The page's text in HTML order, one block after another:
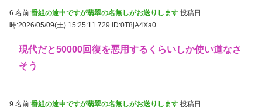
6 名前:番組の途中ですが翡翠の名無しがお送りします 投稿日
時:2026/05/09(土) 15:25:11.729 ID:0T8jA4Xa0
現代だと50000回復を悪用するくらいしか使い道なさ
そう
9 名前:番組の途中ですが翡翠の名無しがお送りします 投稿日